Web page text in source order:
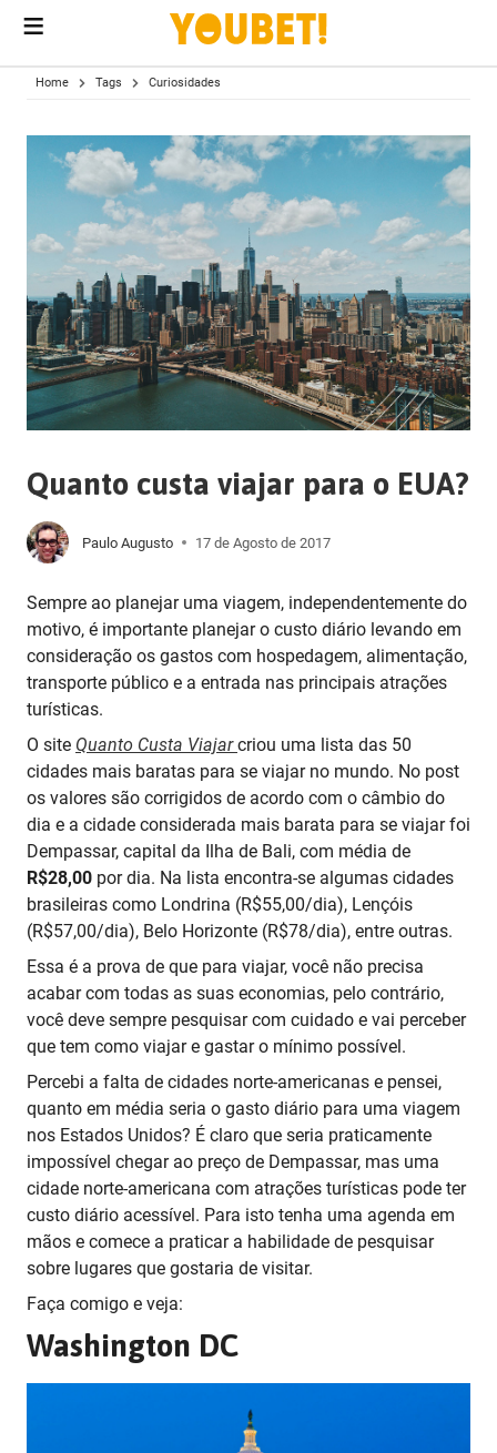
Home Tags Curiosidades
Quanto custa viajar para o EUA?
Paulo Augusto 17 de Agosto de 2017
Sempre ao planejar uma viagem, independentemente do
motivo, é importante planejar o custo diário levando em
consideração os gastos com hospedagem, alimentação,
transporte público e a entrada nas principais atrações
turísticas.
O site Quanto Custa Viajar criou uma lista das 50
cidades mais baratas para se viajar no mundo. No post
os valores são corrigidos de acordo com o câmbio do
dia e a cidade considerada mais barata para se viajar foi
Dempassar, capital da Ilha de Bali, com média de
R$28,00 por dia. Na lista encontra-se algumas cidades
brasileiras como Londrina (R$55,00/dia), Lençóis
(R$57,00/dia), Belo Horizonte (R$78/dia), entre outras.
Essa é a prova de que para viajar, você não precisa
acabar com todas as suas economias, pelo contrário,
você deve sempre pesquisar com cuidado e vai perceber
que tem como viajar e gastar o mínimo possível.
Percebi a falta de cidades norte-americanas e pensei,
quanto em média seria o gasto diário para uma viagem
nos Estados Unidos? É claro que seria praticamente
impossível chegar ao preço de Dempassar, mas uma
cidade norte-americana com atrações turísticas pode ter
custo diário acessível. Para isto tenha uma agenda em
mãos e comece a praticar a habilidade de pesquisar
sobre lugares que gostaria de visitar.
Faça comigo e veja:
Washington DC